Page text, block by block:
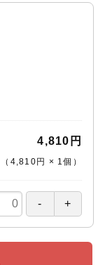
4,810円
（ 4,810円 × 1個 ）